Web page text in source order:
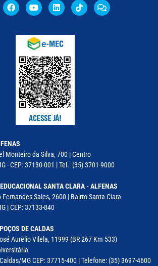
Monteiro da Silva, 700 | Centro
- CEP: 37130-001 | Tel.: (35) 3701-9000
SANTA CLARA - ALFENAS
Fernandes Sales, 2600 | Bairro Santa Clara
| CEP: 37133-840
DE CALDAS
Aurélio Vilela, 11999 (BR 267 Km 533)
MG CEP: 37715-400 | Telefone: (35) 3697-4600